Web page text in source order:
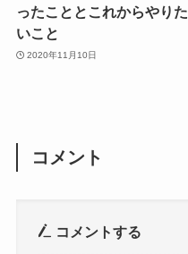
ったこととこれからやりた
いこと
2020年11月10日
コメント
コメントする